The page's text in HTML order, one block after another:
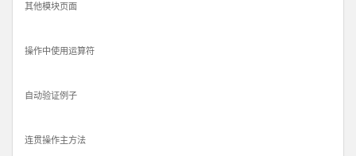
其他模块页面
操作中使用运算符
自动验证例子
连贯操作主方法